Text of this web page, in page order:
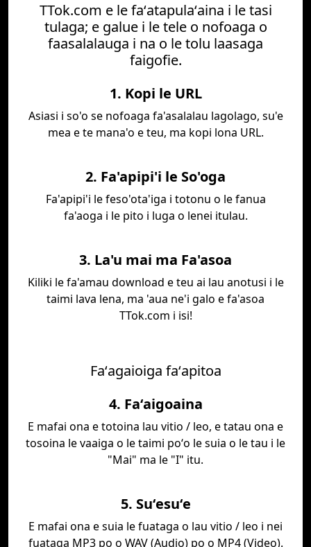
TTok.com e le faʻatapulaʻaina i le tasi
tulaga; e galue i le tele o nofoaga o
faasalalauga i na o le tolu laasaga
faigofie.
1. Kopi le URL
Asiasi i so'o se nofoaga fa'asalalau lagolago, su'e
mea e te mana'o e teu, ma kopi lona URL.
2. Fa'apipi'i le So'oga
Fa'apipi'i le feso'ota'iga i totonu o le fanua
fa'aoga i le pito i luga o lenei itulau.
3. La'u mai ma Fa'asoa
Kiliki le fa'amau download e teu ai lau anotusi i le
taimi lava lena, ma 'aua ne'i galo e fa'asoa
TTok.com i isi!
Faʻagaioiga faʻapitoa
4. Faʻaigoaina
E mafai ona e totoina lau vitio / leo, e tatau ona e
tosoina le vaaiga o le taimi poʻo le suia o le tau i le
"Mai" ma le "I" itu.
5. Suʻesuʻe
E mafai ona e suia le fuataga o lau vitio / leo i nei
fuataga MP3 po o WAV (Audio) po o MP4 (Video).